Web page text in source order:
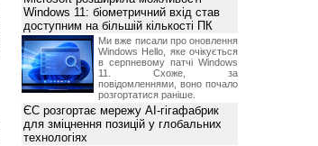
Windows 11: біометричний вхід став
доступним на більшій кількості ПК
Ми вже писали про оновлення
Windows Hello, яке очікується
в серпневому патчі Windows
11. Схоже, за
повідомленнями, воно почало
розгортатися раніше.
ЄС розгортає мережу AI-гігафабрик
для зміцнення позицій у глобальних
технологіях